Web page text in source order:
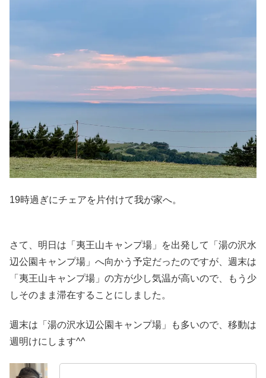
19時過ぎにチェアを片付けて我が家へ。
さて、明日は「夷王山キャンプ場」を出発して「湯の沢水
辺公園キャンプ場」へ向かう予定だったのですが、週末は
「夷王山キャンプ場」の方が少し気温が高いので、もう少
しそのまま滞在することにしました。
週末は「湯の沢水辺公園キャンプ場」も多いので、移動は
週明けにします^^